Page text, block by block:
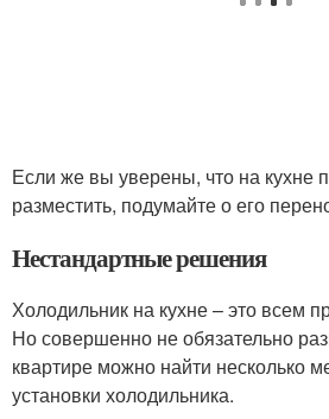
Если же вы уверены, что на кухне
разместить, подумайте о его
Нестандартные решения
Холодильник на кухне – это всем
Но совершенно не обязательно
квартире можно найти несколько
установки холодильника.